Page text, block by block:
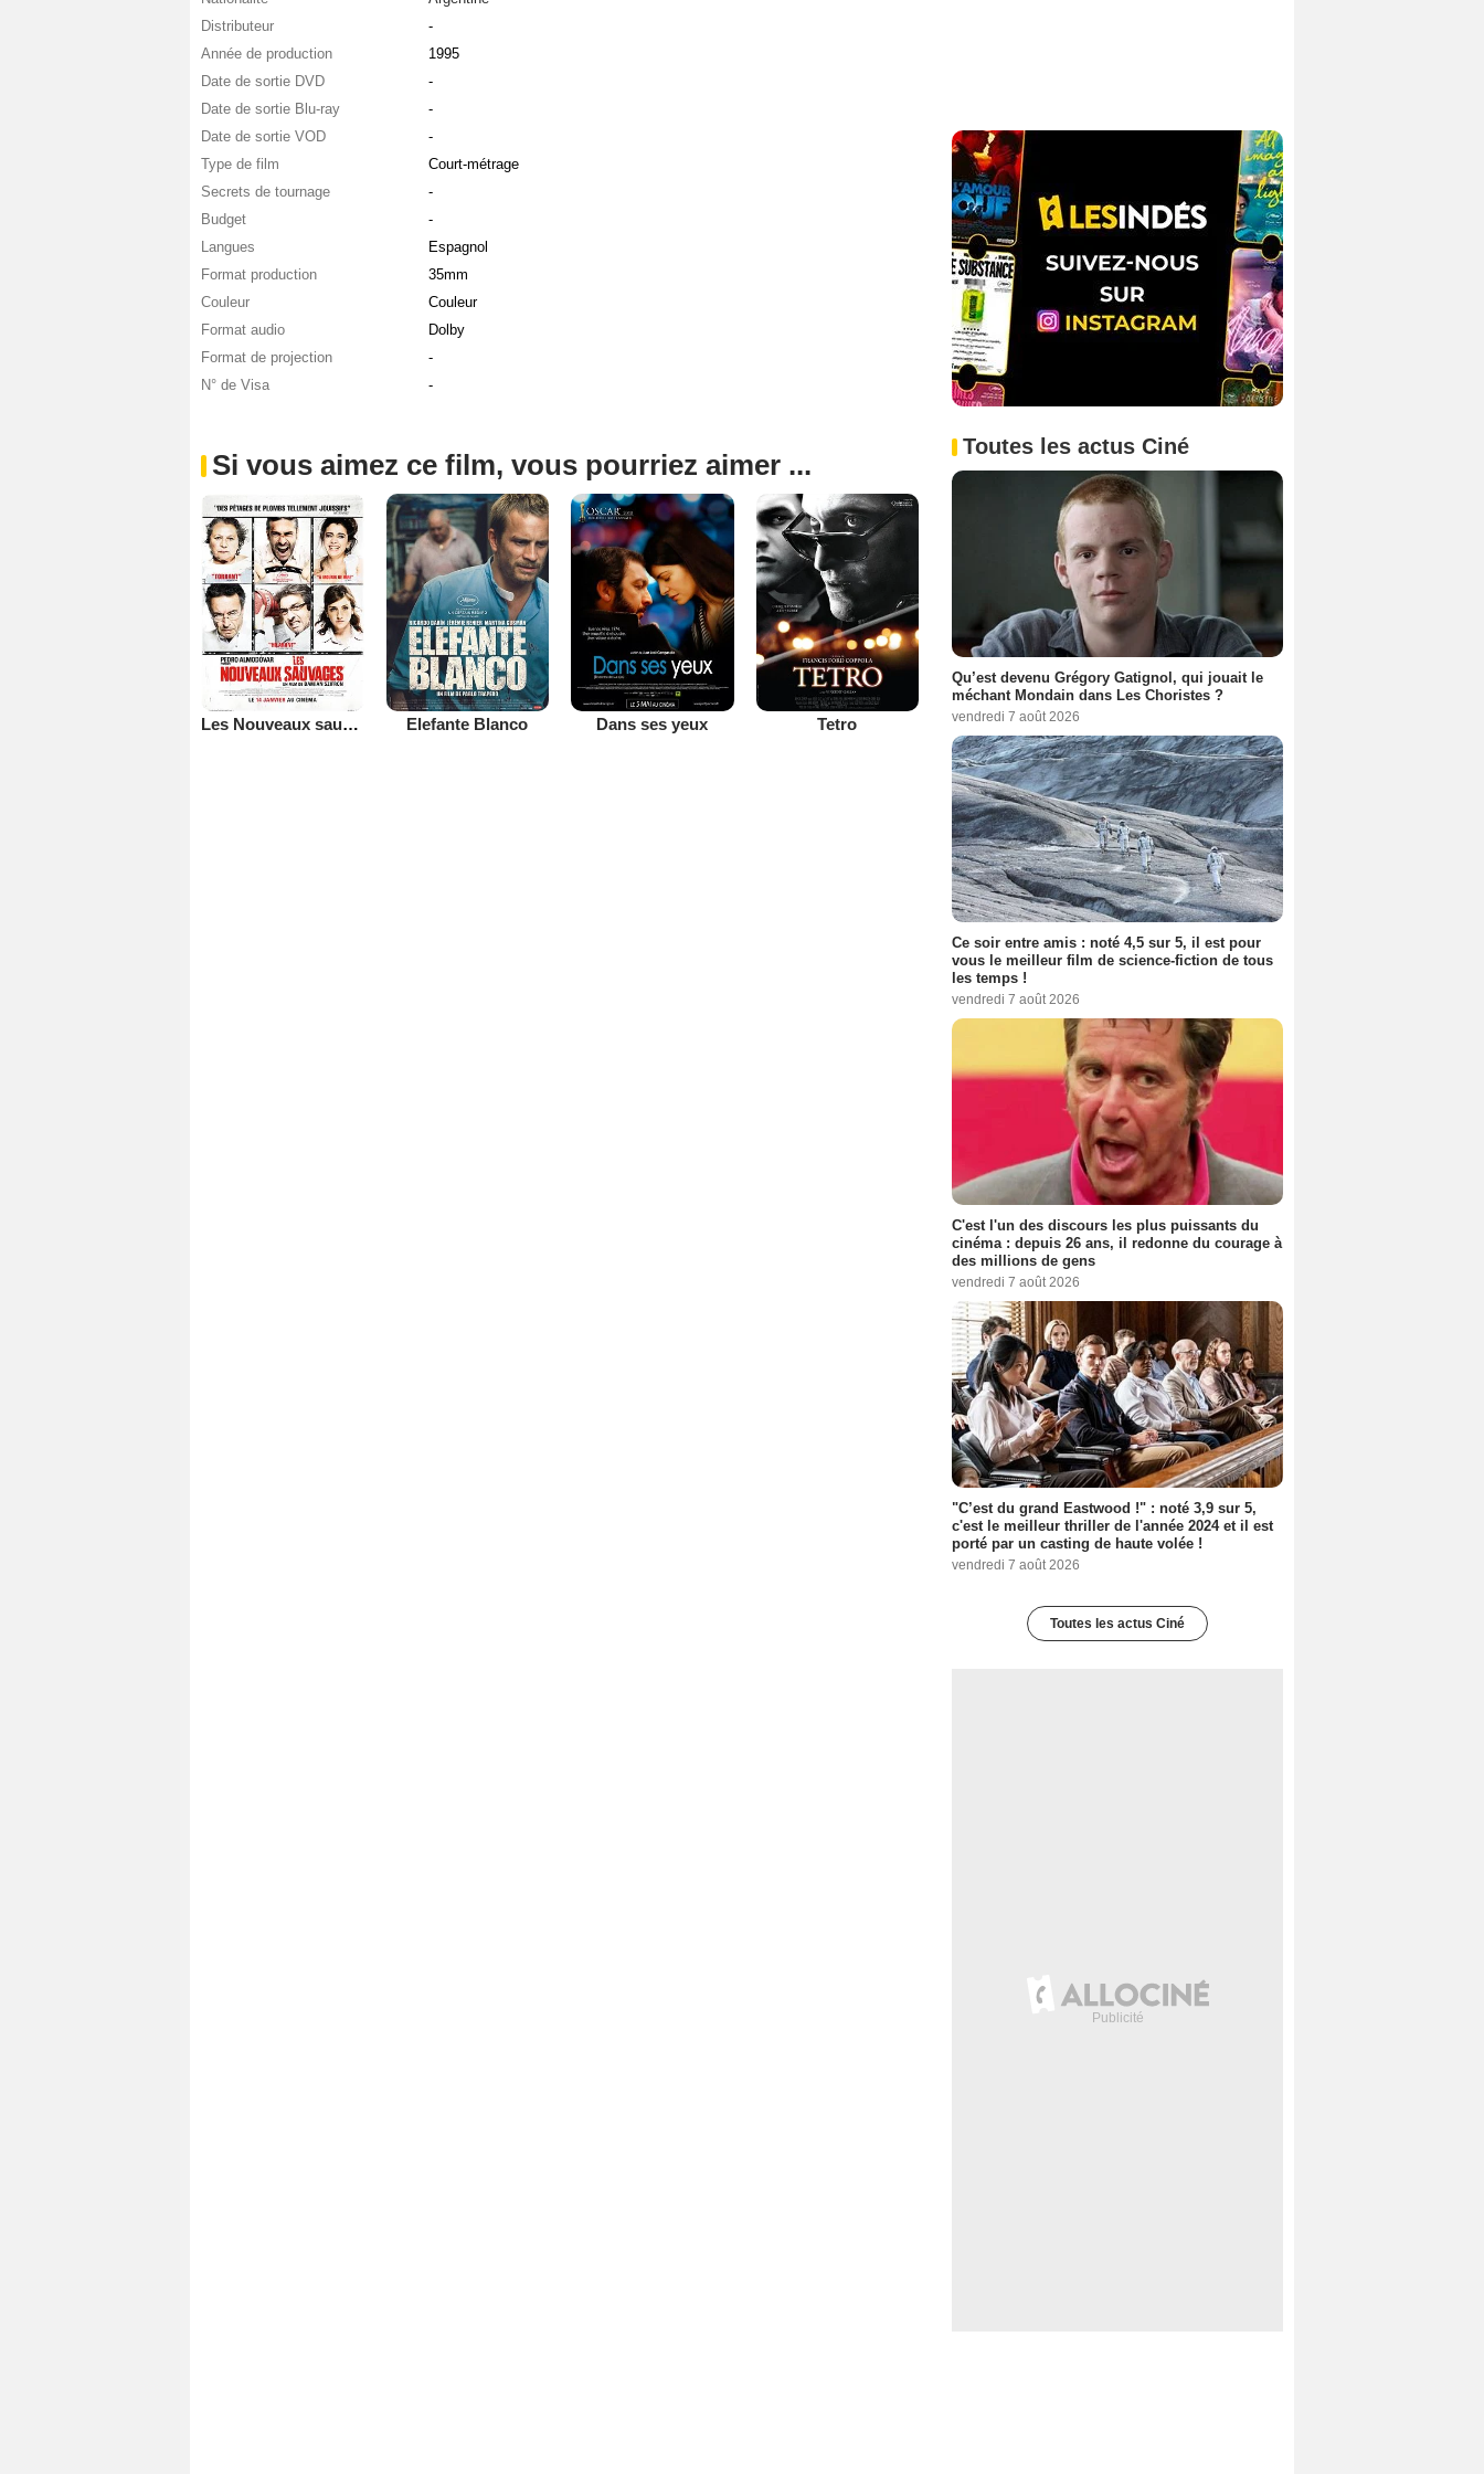
Distributeur
-
Année de production
1995
Date de sortie DVD
-
Date de sortie Blu-ray
-
Date de sortie VOD
-
Type de film
Court-métrage
Secrets de tournage
-
Budget
-
Langues
Espagnol
Format production
35mm
Couleur
Couleur
Format audio
Dolby
Format de projection
-
N° de Visa
-
Si vous aimez ce film, vous pourriez aimer ...
Les Nouveaux sauvages Elefante Blanco Dans ses yeux Tetro
Toutes les actus Ciné
Qu’est devenu Grégory Gatignol, qui jouait le
méchant Mondain dans Les Choristes ?
vendredi 7 août 2026
Ce soir entre amis : noté 4,5 sur 5, il est pour
vous le meilleur film de science-fiction de tous
les temps !
vendredi 7 août 2026
C'est l'un des discours les plus puissants du
cinéma : depuis 26 ans, il redonne du courage à
des millions de gens
vendredi 7 août 2026
"C’est du grand Eastwood !" : noté 3,9 sur 5,
c'est le meilleur thriller de l'année 2024 et il est
porté par un casting de haute volée !
vendredi 7 août 2026
Toutes les actus Ciné